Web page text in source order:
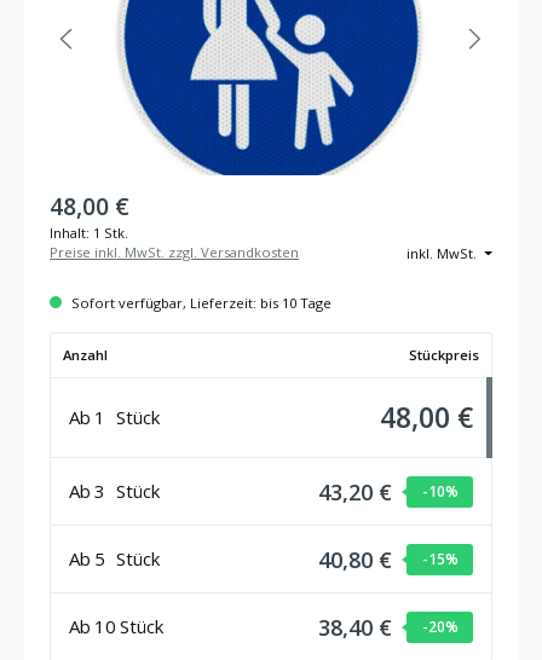
48,00 €
Inhalt: 1 Stk.
inkl. MwSt.
Preise inkl. MwSt. zzgl. Versandkosten
Sofort verfügbar, Lieferzeit: bis 10 Tage
Anzahl Stückpreis
Ab 1 Stück 48,00 €
Ab 3 Stück 43,20 € -10%
Ab 5 Stück 40,80 € -15%
Ab 10 Stück 38,40 € -20%